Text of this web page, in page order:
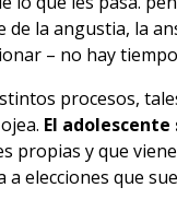
la angustia, la
– no hay
procesos,
El
propias y que
elecciones que